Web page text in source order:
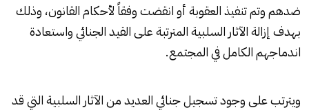
ضدهم وتم تنفيذ العقوبة أو انقضت وفقاً لأحكام القانون، وذلك
بهدف إزالة الآثار السلبية المترتبة على القيد الجنائي واستعادة
اندماجهم الكامل في المجتمع.
ويترتب على وجود تسجيل جنائي العديد من الآثار السلبية التي قد